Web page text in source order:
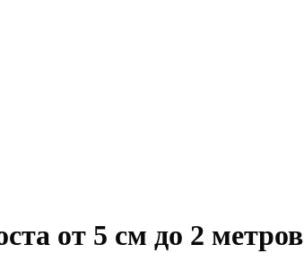
от 5 см до 2 метров